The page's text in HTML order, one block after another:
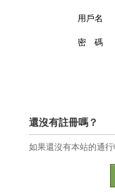
用戶名
密 碼
還沒有註冊嗎？
如果還沒有本站的通